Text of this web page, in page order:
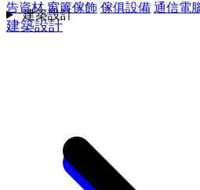
告資材 窗簾傢飾 傢俱設備 通信電
建築設計
建築設計